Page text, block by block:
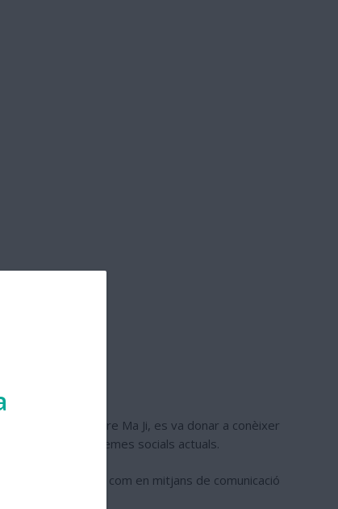
del mestre Ma Ji, es va donar a conèixer
del quyi amb temes socials actuals.
teatrals com en mitjans de comunicació